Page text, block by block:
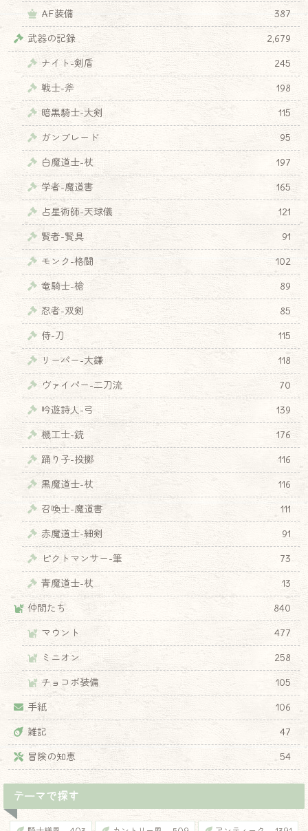
AF装備
387
武器の記録
2,679
ナイト-剣盾
245
戦士-斧
198
暗黒騎士-大剣
115
ガンブレード
95
白魔道士-杖
197
学者-魔道書
165
占星術師-天球儀
121
賢者-賢具
91
モンク-格闘
102
竜騎士-槍
89
忍者-双剣
85
侍-刀
115
リーパー-大鎌
118
ヴァイパー-二刀流
70
吟遊詩人-弓
139
機工士-銃
176
踊り子-投擲
116
黒魔道士-杖
116
召喚士-魔道書
111
赤魔道士-細剣
91
ピクトマンサー-筆
73
青魔道士-杖
13
仲間たち
840
マウント
477
ミニオン
258
チョコボ装備
105
手紙
106
雑記
47
冒険の知恵
54
テーマで探す